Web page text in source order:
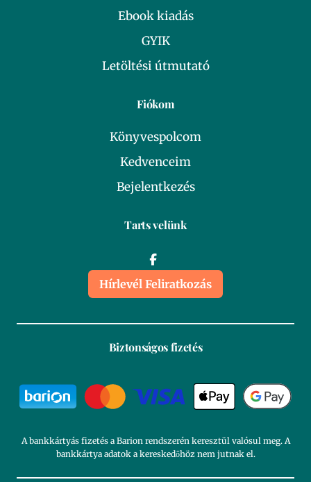
Ebook kiadás
GYIK
Letöltési útmutató
Fiókom
Könyvespolcom
Kedvenceim
Bejelentkezés
Tarts velünk
Hírlevél Feliratkozás
Biztonságos fizetés
A bankkártyás fizetés a Barion rendszerén keresztül valósul meg. A
bankkártya adatok a kereskedőhöz nem jutnak el.